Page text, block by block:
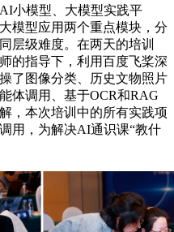
模型、大模型实践平
模型应用两个重点模块，分
层级难度。在两天的培训
的指导下，利用百度飞桨深
了图像分类、历史文物照片
体调用、基于OCR和RAG
，本次培训中的所有实践项
用，为解决AI通识课“教什